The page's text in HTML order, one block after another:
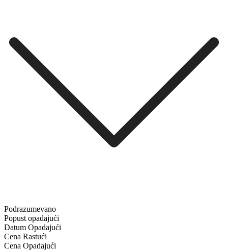
Podrazumevano
Popust opadajući
Datum Opadajući
Cena Rastući
Cena Opadajući